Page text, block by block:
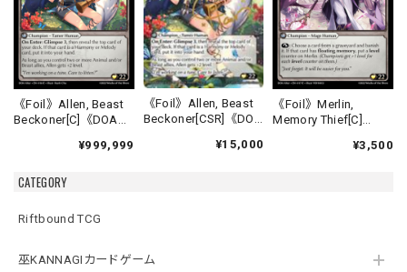
CATEGORY
Riftbound TCG
巫KANNAGIカードゲーム
《Foil》Allen, Beast
Beckoner[C]《DOA
¥999,999
《Foil》Allen, Beast
Beckoner[CSR]《DOA
¥15,000
《Foil》Merlin,
Memory Thief[C]
¥3,500